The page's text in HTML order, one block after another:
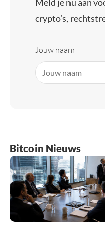
crypto’s,
Jouw naam
Bitcoin Nieuws